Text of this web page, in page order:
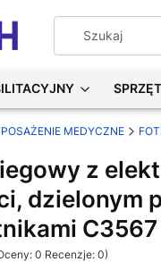
MEDYCZNE
z
dzielonym
C3567
0 Recenzje: 0)